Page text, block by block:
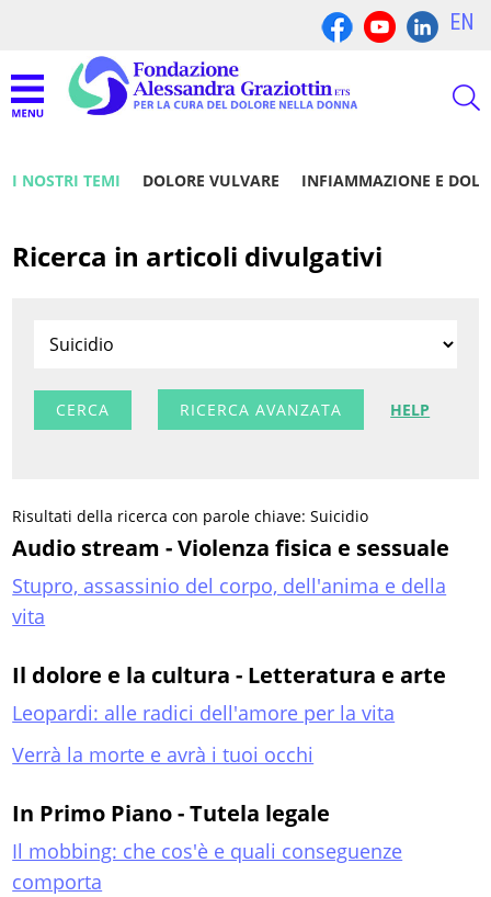
EN
I NOSTRI TEMI DOLORE VULVARE INFIAMMAZIONE E
Ricerca in articoli divulgativi
RICERCA AVANZATA HELP
Risultati della ricerca con parole chiave: Suicidio
Audio stream - Violenza fisica e sessuale
Stupro, assassinio del corpo, dell'anima e della
vita
Il dolore e la cultura - Letteratura e arte
Leopardi: alle radici dell'amore per la vita
Verrà la morte e avrà i tuoi occhi
In Primo Piano - Tutela legale
Il mobbing: che cos'è e quali conseguenze
comporta